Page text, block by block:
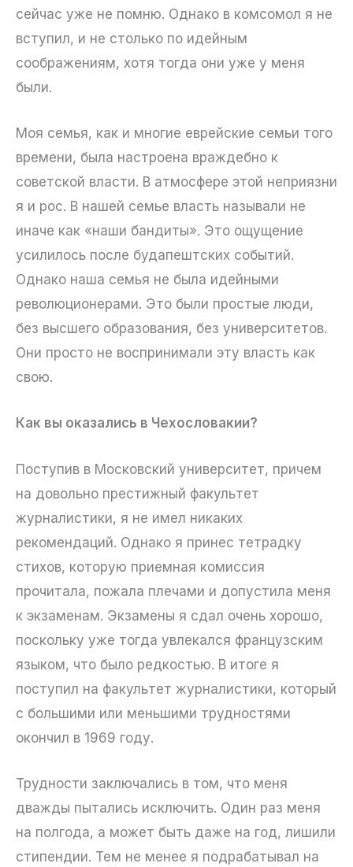
сейчас уже не помню. Однако в комсомол я не
вступил, и не столько по идейным
соображениям, хотя тогда они уже у меня
были.
Моя семья, как и многие еврейские семьи того
времени, была настроена враждебно к
советской власти. В атмосфере этой неприязни
я и рос. В нашей семье власть называли не
иначе как «наши бандиты». Это ощущение
усилилось после будапештских событий.
Однако наша семья не была идейными
революционерами. Это были простые люди,
без высшего образования, без университетов.
Они просто не воспринимали эту власть как
свою.
Как вы оказались в Чехословакии?
Поступив в Московский университет, причем
на довольно престижный факультет
журналистики, я не имел никаких
рекомендаций. Однако я принес тетрадку
стихов, которую приемная комиссия
прочитала, пожала плечами и допустила меня
к экзаменам. Экзамены я сдал очень хорошо,
поскольку уже тогда увлекался французским
языком, что было редкостью. В итоге я
поступил на факультет журналистики, который
с большими или меньшими трудностями
окончил в 1969 году.
Трудности заключались в том, что меня
дважды пытались исключить. Один раз меня
на полгода, а может быть даже на год, лишили
стипендии. Тем не менее я подрабатывал на